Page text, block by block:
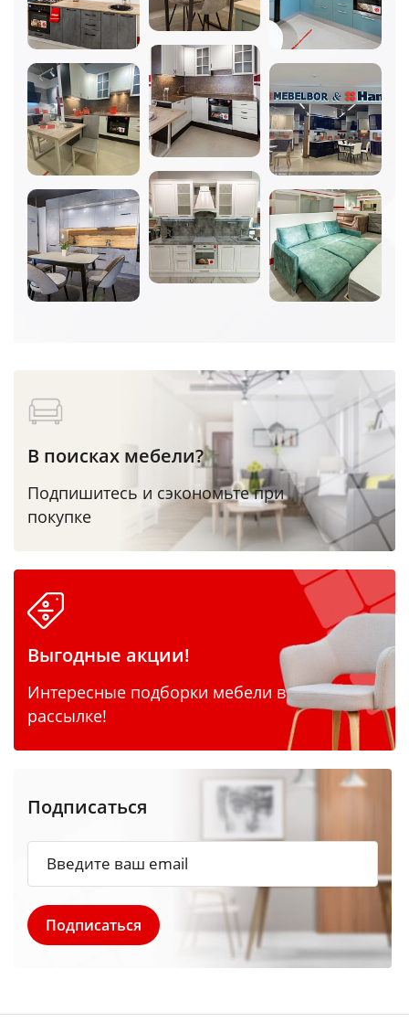
В поисках мебели?
Подпишитесь и сэкономьте при
покупке
Выгодные акции!
Интересные подборки мебели в
рассылке!
Подписаться